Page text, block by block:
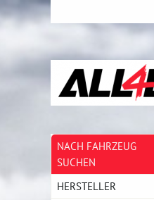
NACH FAHRZEUG
SUCHEN
HERSTELLER